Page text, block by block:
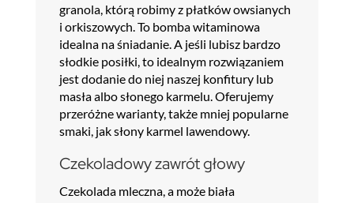
granola, którą robimy z płatków owsianych
i orkiszowych. To bomba witaminowa
idealna na śniadanie. A jeśli lubisz bardzo
słodkie posiłki, to idealnym rozwiązaniem
jest dodanie do niej naszej konfitury lub
masła albo słonego karmelu. Oferujemy
przeróżne warianty, także mniej popularne
smaki, jak słony karmel lawendowy.
Czekoladowy zawrót głowy
Czekolada mleczna, a może biała